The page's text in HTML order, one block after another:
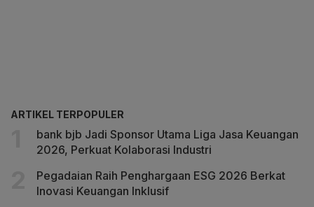
ARTIKEL TERPOPULER
bank bjb Jadi Sponsor Utama Liga Jasa Keuangan
2026, Perkuat Kolaborasi Industri
Pegadaian Raih Penghargaan ESG 2026 Berkat
Inovasi Keuangan Inklusif